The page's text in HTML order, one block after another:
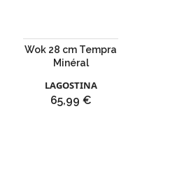
Wok 28 cm Tempra
Minéral
LAGOSTINA
Prix
65,99 €